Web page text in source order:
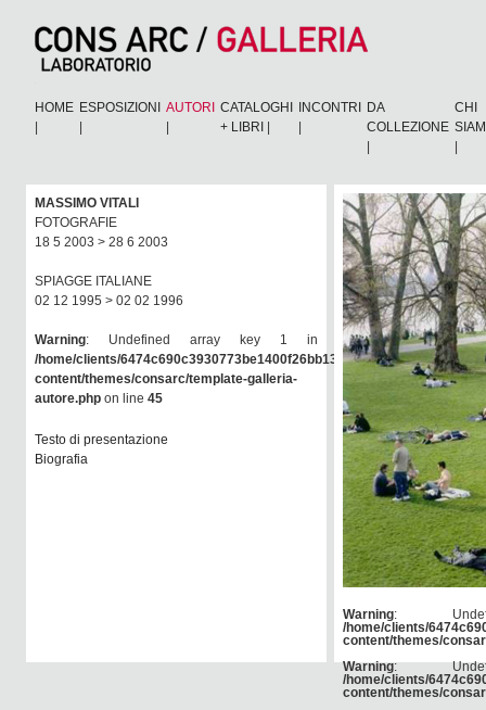
HOME ESPOSIZIONI
AUTORI
CATALOGHI
+ LIBRI
INCONTRI
DA
COLLEZIONE
CHI
MASSIMO VITALI
FOTOGRAFIE
18 5 2003 > 28 6 2003
SPIAGGE ITALIANE
02 12 1995 > 02 02 1996
Warning: Undefined array key 1 in
/home/clients/6474c690c3930773be1400f26bb138e6/consarc/wp-
content/themes/consarc/template-galleria-
autore.php on line 45
Testo di presentazione
Biografia
Warning:
/home/clients/
content/themes/
Warning:
/home/clients/
content/themes/